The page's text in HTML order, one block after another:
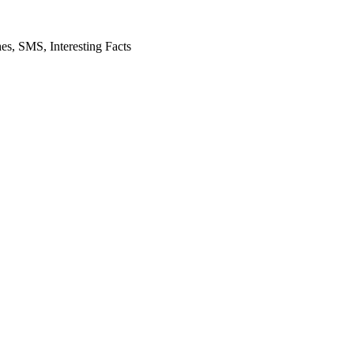
SMS, Interesting Facts